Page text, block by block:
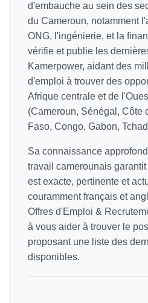
d'embauche au sein des
du Cameroun, notamment
ONG, l'ingénierie, et la
vérifie et publie les
Kamerpower, aidant des
d'emploi à trouver des
Afrique centrale et de
(Cameroun, Sénégal, Côte
Faso, Congo, Gabon,
Sa connaissance
travail camerounais
est exacte, pertinente et
couramment français et
Offres d'Emploi &
à vous aider à trouver le
proposant une liste des
disponibles.